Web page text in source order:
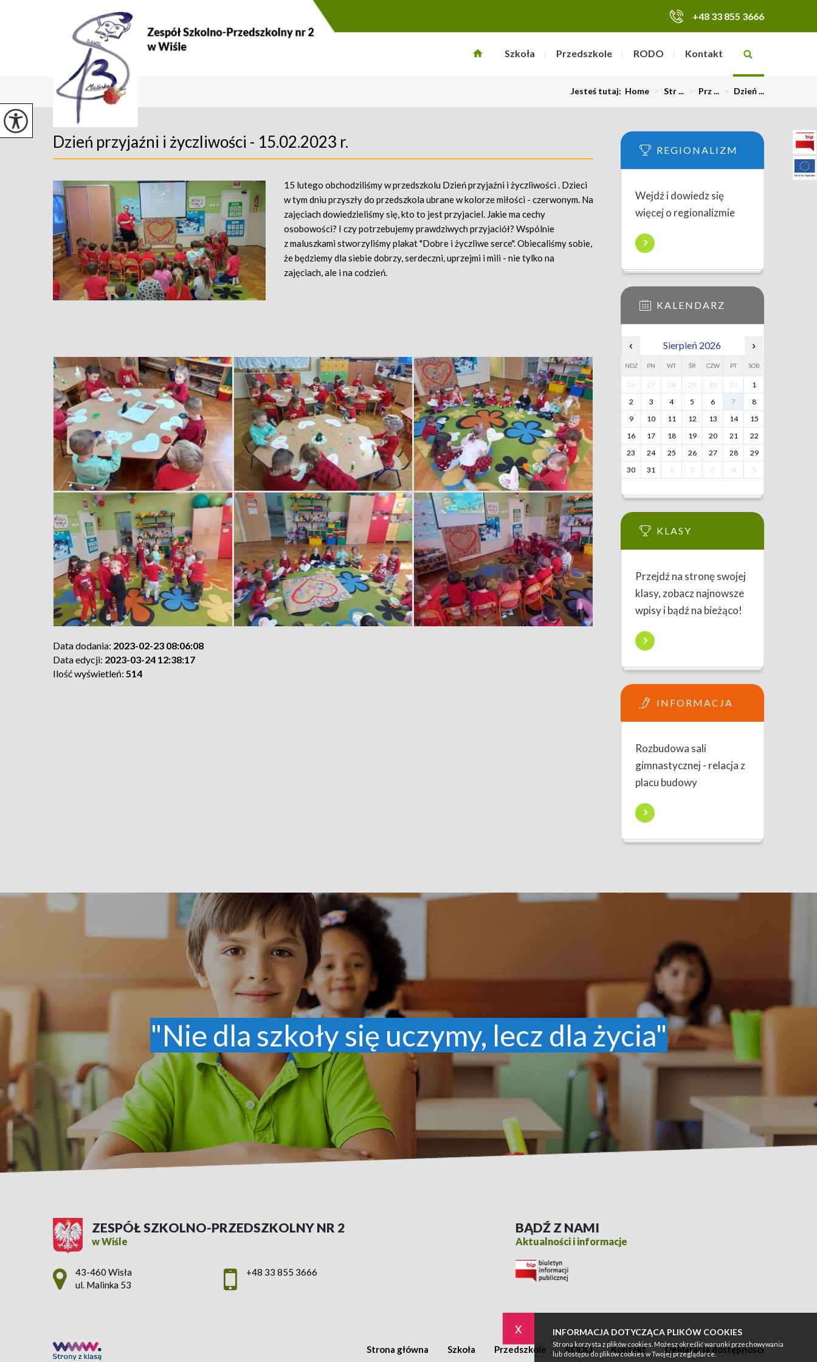
x INFORMACJA DOTYCZĄCA PLIKÓW COOKIES
Strona korzysta z plików cookies. Możesz określić warunki przechowywania
lub dostępu do plików cookies w Twojej przeglądarce.
+48 33 855 3666
Szkoła Przedszkole RODO Kontakt
Jesteś tutaj: Home > Str ... > Prz ... > Dzień ...
Dzień przyjaźni i życzliwości - 15.02.2023 r.
15 lutego obchodziliśmy w przedszkolu Dzień przyjaźni i życzliwości . Dzieci
w tym dniu przyszły do przedszkola ubrane w kolorze miłości - czerwonym. Na
zajęciach dowiedzieliśmy się, kto to jest przyjaciel. Jakie ma cechy
osobowości? I czy potrzebujemy prawdziwych przyjaciół? Wspólnie
z maluszkami stworzyliśmy plakat "Dobre i życzliwe serce". Obiecaliśmy sobie,
że będziemy dla siebie dobrzy, serdeczni, uprzejmi i mili - nie tylko na
zajęciach, ale i na codzień.
Data dodania: 2023-02-23 08:06:08
Data edycji: 2023-03-24 12:38:17
Ilość wyświetleń: 514
REGIONALIZM
Wejdź i dowiedz się
więcej o regionalizmie
KALENDARZ
‹ Sierpień 2026 ›
NDZ PN WT ŚR CZW PT SOB
26 27 28 29 30 31
1
2
3 4 5 6 7
8
9
10 11 12 13 14
15
16
17 18 19 20 21
22
23
24 25 26 27 28
29
30
31 1 2 3 4 5
KLASY
Przejdź na stronę swojej
klasy, zobacz najnowsze
wpisy i bądź na bieżąco!
INFORMACJA
Rozbudowa sali
gimnastycznej - relacja z
placu budowy
"Nie dla szkoły się uczymy, lecz dla życia"
ZESPÓŁ SZKOLNO-PRZEDSZKOLNY NR 2
w Wiśle
Adres pocztowy:
43-460 Wisła
ul. Malinka 53
+48 33 855 3666
BĄDŹ Z NAMI
Aktualności i informacje
Strona główna Szkoła Przedszkole RODO Kontakt Deklaracja dostępności